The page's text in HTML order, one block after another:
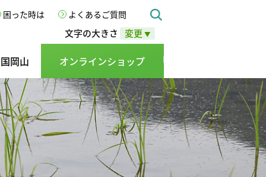
文字の大きさ 変更 ▼
岡山 オンラインショップ
困った時は よくあるご質問